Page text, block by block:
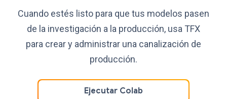
Cuando estés listo para que tus modelos pasen
de la investigación a la producción, usa TFX
para crear y administrar una canalización de
producción.
Ejecutar Colab